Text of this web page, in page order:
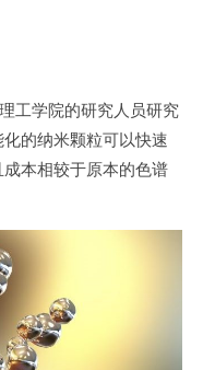
工学院的研究人员研究
的纳米颗粒可以快速
本相较于原本的色谱